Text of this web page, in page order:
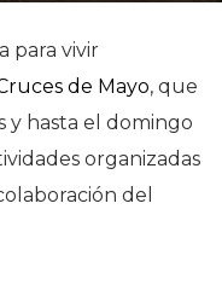
para vivir
de Mayo, que
y hasta el domingo
organizadas
del